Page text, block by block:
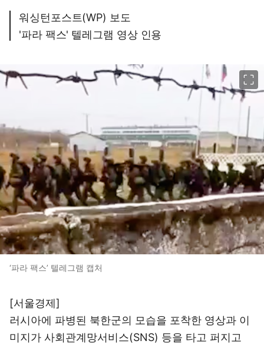
워싱턴포스트(WP) 보도
'파라 팩스' 텔레그램 영상 인용
‘파라 팩스’ 텔레그램 캡처
[서울경제]
러시아에 파병된 북한군의 모습을 포착한 영상과 이
미지가 사회관계망서비스(SNS) 등을 타고 퍼지고